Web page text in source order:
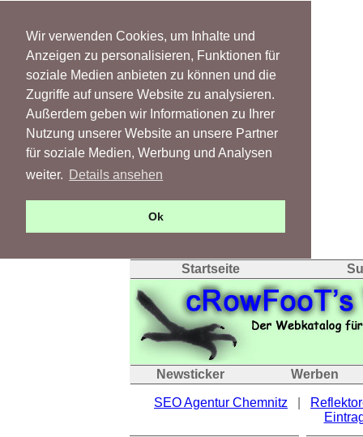
Wir verwenden Cookies, um Inhalte und
Anzeigen zu personalisieren, Funktionen für
soziale Medien anbieten zu können und die
Zugriffe auf unsere Website zu analysieren.
Außerdem geben wir Informationen zu Ihrer
Nutzung unserer Website an unsere Partner
für soziale Medien, Werbung und Analysen
weiter.
Details ansehen
Ok
Startseite
Newsticker Werben
SEO Agentur Chemnitz